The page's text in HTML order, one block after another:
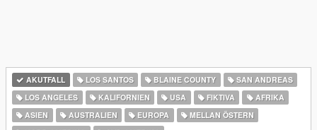
AKUTFALL LOS SANTOS BLAINE COUNTY
SAN ANDREAS
LOS ANGELES
KALIFORNIEN USA FIKTIVA
AFRIKA
ASIEN
AUSTRALIEN EUROPA
MELLAN ÖSTERN